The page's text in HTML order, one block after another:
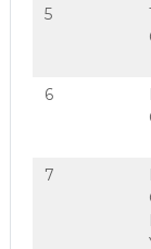
5
6
7